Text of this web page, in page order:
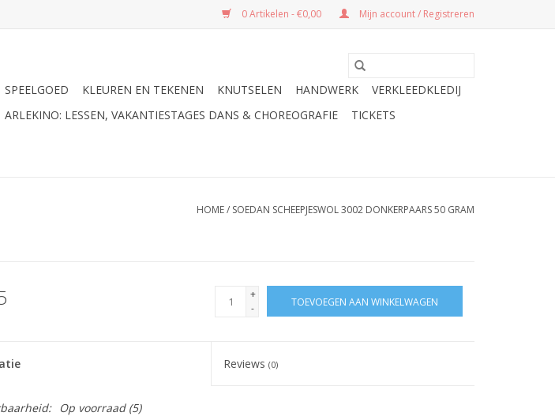
0 Artikelen - €0,00 Mijn account / Registreren
SPEELGOED KLEUREN EN TEKENEN KNUTSELEN HANDWERK
VERKLEEDKLEDIJ
ARLEKINO: LESSEN, VAKANTIESTAGES DANS & CHOREOGRAFIE
TICKETS
HOME/ SOEDAN SCHEEPJESWOL 3002 DONKERPAARS 50 GRAM
+
-
TOEVOEGEN AAN WINKELWAGEN
Reviews(0)
Op voorraad(5)